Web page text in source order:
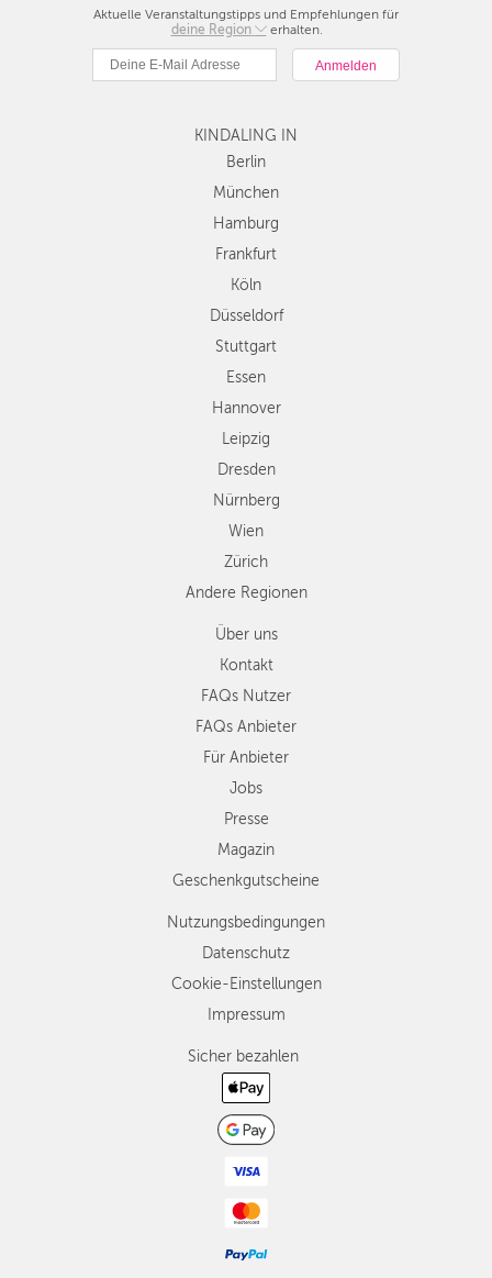
Aktuelle Veranstaltungstipps und Empfehlungen für
deine Region
Berlin
Hamburg
Köln
Düsseldorf
Stuttgart
Essen
Dresden
Nürnberg
Wien
Zürich
Andere
Regionen
erhalten.
KINDALING IN
Berlin
München
Hamburg
Frankfurt
Köln
Düsseldorf
Stuttgart
Essen
Hannover
Leipzig
Dresden
Nürnberg
Wien
Zürich
Andere Regionen
Über uns
Kontakt
FAQs Nutzer
FAQs Anbieter
Für Anbieter
Jobs
Presse
Magazin
Geschenkgutscheine
Nutzungsbedingungen
Datenschutz
Cookie-Einstellungen
Impressum
Sicher bezahlen